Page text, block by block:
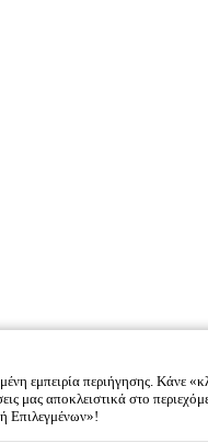
εμπειρία περιήγησης. Κάνε
μας αποκλειστικά στο
Επιλεγμένων»!